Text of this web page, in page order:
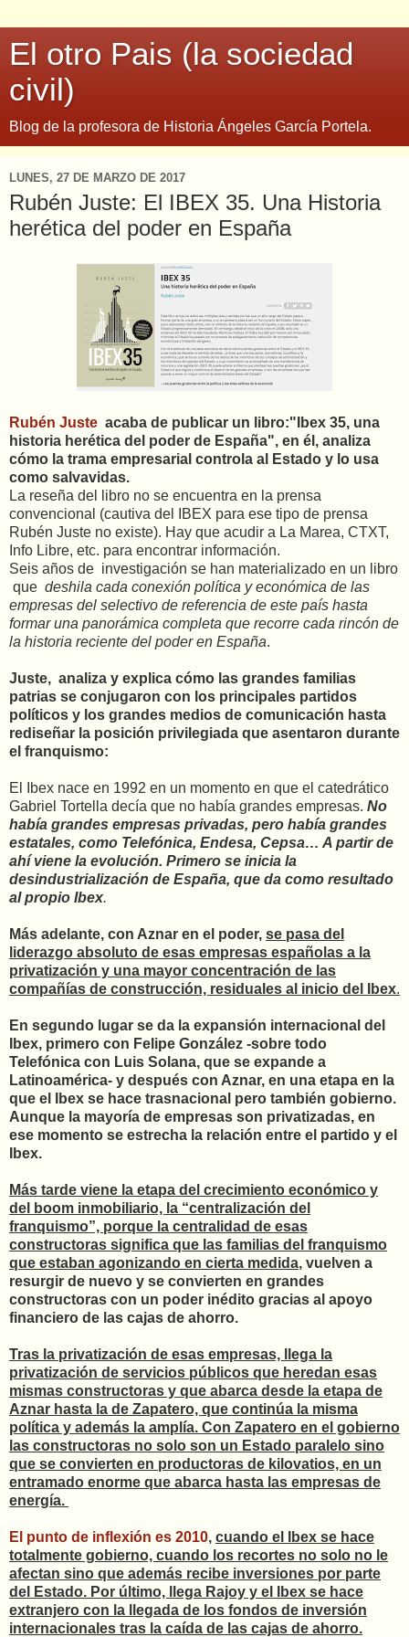
El otro Pais (la sociedad
civil)
Blog de la profesora de Historia Ángeles García Portela.
LUNES, 27 DE MARZO DE 2017
Rubén Juste: El IBEX 35. Una Historia
herética del poder en España
Rubén Juste acaba de publicar un libro:"Ibex 35, una
historia herética del poder de España", en él, analiza
cómo la trama empresarial controla al Estado y lo usa
como salvavidas.
La reseña del libro no se encuentra en la prensa
convencional (cautiva del IBEX para ese tipo de prensa
Rubén Juste no existe). Hay que acudir a La Marea, CTXT,
Info Libre, etc. para encontrar información.
Seis años de investigación se han materializado en un libro
que deshila cada conexión política y económica de las
empresas del selectivo de referencia de este país hasta
formar una panorámica completa que recorre cada rincón de
la historia reciente del poder en España.
Juste, analiza y explica cómo las grandes familias
patrias se conjugaron con los principales partidos
políticos y los grandes medios de comunicación hasta
rediseñar la posición privilegiada que asentaron durante
el franquismo:
El Ibex nace en 1992 en un momento en que el catedrático
Gabriel Tortella decía que no había grandes empresas. No
había grandes empresas privadas, pero había grandes
estatales, como Telefónica, Endesa, Cepsa… A partir de
ahí viene la evolución. Primero se inicia la
desindustrialización de España, que da como resultado
al propio Ibex.
Más adelante, con Aznar en el poder, se pasa del
liderazgo absoluto de esas empresas españolas a la
privatización y una mayor concentración de las
compañías de construcción, residuales al inicio del Ibex.
En segundo lugar se da la expansión internacional del
Ibex, primero con Felipe González -sobre todo
Telefónica con Luis Solana, que se expande a
Latinoamérica- y después con Aznar, en una etapa en la
que el Ibex se hace trasnacional pero también gobierno.
Aunque la mayoría de empresas son privatizadas, en
ese momento se estrecha la relación entre el partido y el
Ibex.
Más tarde viene la etapa del crecimiento económico y
del boom inmobiliario, la “centralización del
franquismo”, porque la centralidad de esas
constructoras significa que las familias del franquismo
que estaban agonizando en cierta medida, vuelven a
resurgir de nuevo y se convierten en grandes
constructoras con un poder inédito gracias al apoyo
financiero de las cajas de ahorro.
Tras la privatización de esas empresas, llega la
privatización de servicios públicos que heredan esas
mismas constructoras y que abarca desde la etapa de
Aznar hasta la de Zapatero, que continúa la misma
política y además la amplía. Con Zapatero en el gobierno
las constructoras no solo son un Estado paralelo sino
que se convierten en productoras de kilovatios, en un
entramado enorme que abarca hasta las empresas de
energía.
El punto de inflexión es 2010, cuando el Ibex se hace
totalmente gobierno, cuando los recortes no solo no le
afectan sino que además recibe inversiones por parte
del Estado. Por último, llega Rajoy y el Ibex se hace
extranjero con la llegada de los fondos de inversión
internacionales tras la caída de las cajas de ahorro.